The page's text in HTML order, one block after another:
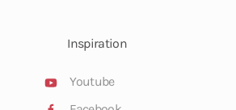
Inspiration
Youtube